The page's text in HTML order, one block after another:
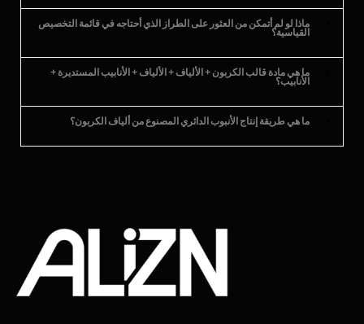
ماذا لو لم أتمكن من العثور على الطراز الذي أحتاجه في قائمة التخصيص
القياسية؟
ما هي مادة قالب الكربون + الألياف + الألياف + الأنابيب المستديرة +
الأنابيب؟
ما هي طريقة إنتاج الأنبوب الدائري المصنوع من ألياف الكربون؟